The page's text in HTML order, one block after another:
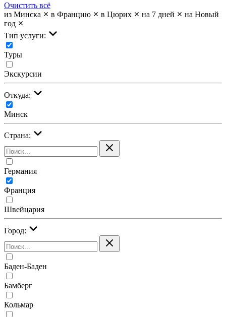
Очистить всё
из Минска
в Францию в Цюрих на 7 дней
на Новый
год
Тип услуги:
Туры
Экскурсии
Откуда:
Минск
Страна:
Германия
Франция
Швейцария
Город:
Баден-Баден
Бамберг
Кольмар